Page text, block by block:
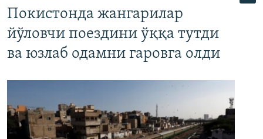
Покистонда жангарилар
йўловчи поездини ўққа тутди
ва юзлаб одамни гаровга олди